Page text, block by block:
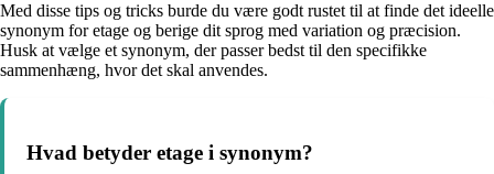
Med disse tips og tricks burde du være godt rustet til at finde det ideelle
synonym for etage og berige dit sprog med variation og præcision.
Husk at vælge et synonym, der passer bedst til den specifikke
sammenhæng, hvor det skal anvendes.
Hvad betyder etage i synonym?